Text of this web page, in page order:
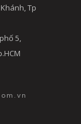
Tp
5,